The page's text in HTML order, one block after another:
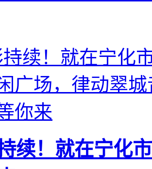
续！就在宁化